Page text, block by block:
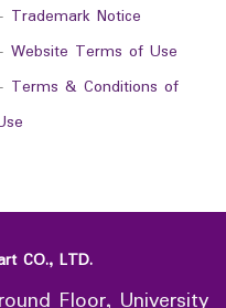
Trademark Notice
Website Terms of Use
Terms & Conditions of
CO., LTD.